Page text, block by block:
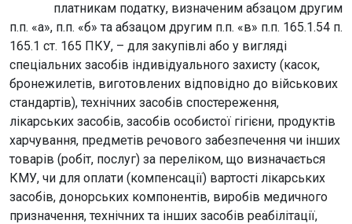
платникам податку, визначеним абзацом другим
п.п. «а», п.п. «б» та абзацом другим п.п. «в» п.п. 165.1.54 п.
165.1 ст. 165 ПКУ, – для закупівлі або у вигляді
спеціальних засобів індивідуального захисту (касок,
бронежилетів, виготовлених відповідно до військових
стандартів), технічних засобів спостереження,
лікарських засобів, засобів особистої гігієни, продуктів
харчування, предметів речового забезпечення чи інших
товарів (робіт, послуг) за переліком, що визначається
КМУ, чи для оплати (компенсації) вартості лікарських
засобів, донорських компонентів, виробів медичного
призначення, технічних та інших засобів реабілітації,